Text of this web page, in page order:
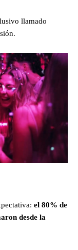
llamado
el 80% de
desde la